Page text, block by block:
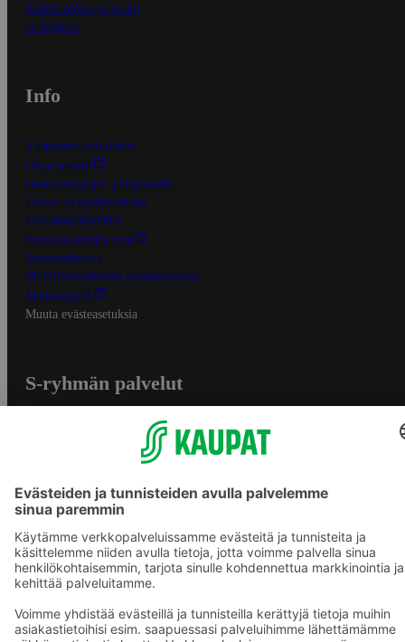
Kaikki ohjeet ja vinkit
In English
Info
S-Business yrityksille
Oiva-raportit
Osuuskauppojen yhteystiedot
Tilaus- ja toimitusehdot
Tietosuojakäytäntö
Palvelun käyttöehdot
Saavutettavuus
Mobiilisovelluksen saavutettavuus
Mainostajalle
Muuta evästeasetuksia
S-ryhmän palvelut
S-ostoslista -sovellus
Prisma.fi
Sokos.fi
S-Pankki
Yhteishyvä
Sokos Hotels
Raflaamo